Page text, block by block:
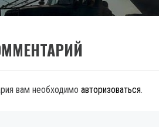
вам необходимо авторизоваться.